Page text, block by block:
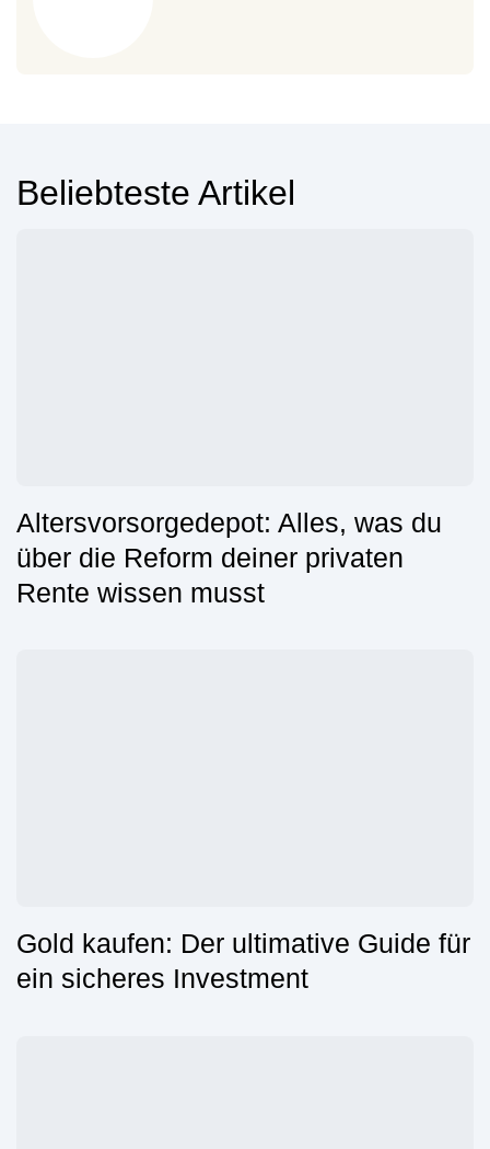
Beliebteste Artikel
Altersvorsorgedepot: Alles, was du
über die Reform deiner privaten
Rente wissen musst
Gold kaufen: Der ultimative Guide für
ein sicheres Investment